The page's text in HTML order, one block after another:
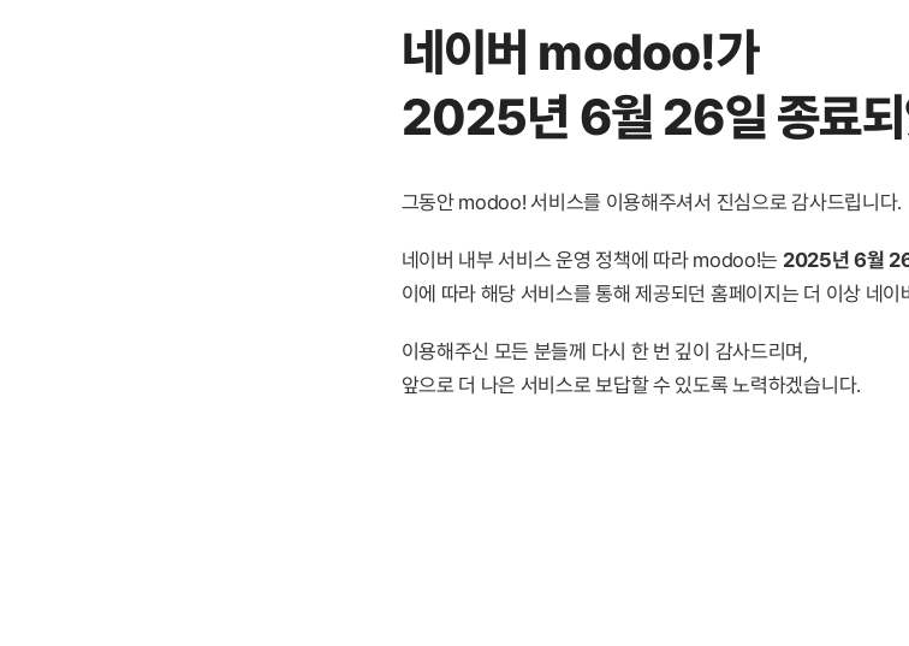
네이버 modoo!가
2025년 6월 26일 종료
그동안 modoo! 서비스를 이용해주셔서 진심으로 감사드립니다.
네이버 내부 서비스 운영 정책에 따라 modoo!는 2025년 6월
이에 따라 해당 서비스를 통해 제공되던 홈페이지는 더 이상 네
이용해주신 모든 분들께 다시 한 번 깊이 감사드리며,
앞으로 더 나은 서비스로 보답할 수 있도록 노력하겠습니다.